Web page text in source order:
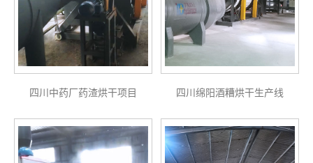
四川中药厂药渣烘干项目 四川绵阳酒糟烘干生产线